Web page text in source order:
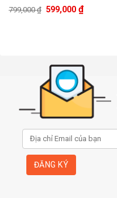
799,000₫ 599,000 ₫